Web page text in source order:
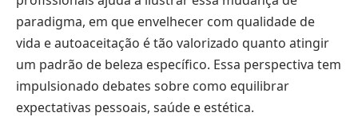
paradigma, em que envelhecer com qualidade de
vida e autoaceitação é tão valorizado quanto atingir
um padrão de beleza específico. Essa perspectiva tem
impulsionado debates sobre como equilibrar
expectativas pessoais, saúde e estética.